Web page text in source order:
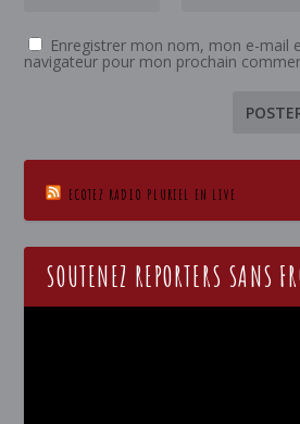
Enregistrer mon nom, mon e-mail
navigateur pour mon prochain
ECOTEZ RADIO PLURIEL EN LIVE
SOUTENEZ REPORTERS SANS